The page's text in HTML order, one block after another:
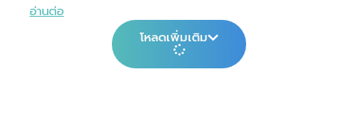
อ่านต่อ
โหลดเพิ่มเติม